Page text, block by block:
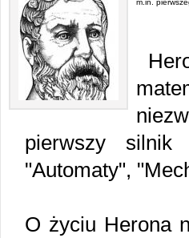
m.in.
pierwszy silnik
"Automaty",
O życiu Herona